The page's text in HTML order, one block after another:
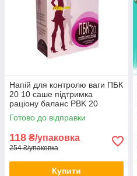
Напій для контролю ваги ПБК
20 10 саше підтримка
раціону баланс PBK 20
щоденний комплекс opt-
D1074
Готово до відправки
118 ₴/упаковка
254 ₴/упаковка
Купити